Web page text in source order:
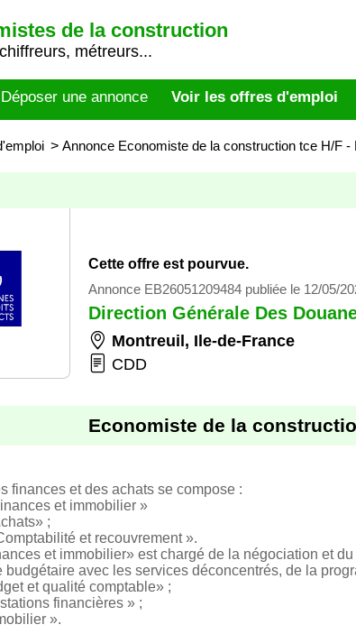
de la construction
métreurs...
Déposer une annonce Voir les offres d'emploi
> Annonce Economiste de la construction tce H/F -
Cette offre est pourvue.
Annonce EB26051209484 publiée le 12/05/
Direction Générale Des
Montreuil , Ile-de-France
CDD
Economiste de la
finances et des achats se compose :
et immobilier »
;
et recouvrement ».
et immobilier» est chargé de la négociation et
avec les services déconcentrés, de la
et qualité comptable» ;
financières » ;
».